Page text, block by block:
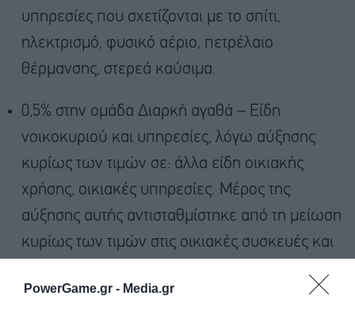
PowerGame.gr - Media.gr
υπηρεσίες που σχετίζονται με το σπίτι,
ηλεκτρισμό, φυσικό αέριο, πετρέλαιο
θέρμανσης, στερεά καύσιμα.
0,5% στην ομάδα Διαρκή αγαθά – Είδη
νοικοκυριού και υπηρεσίες, λόγω αύξησης
κυρίως των τιμών σε: άλλα είδη οικιακής
χρήσης, οικιακές υπηρεσίες. Μέρος της
αύξησης αυτής αντισταθμίστηκε από τη μείωση
κυρίως των τιμών στις οικιακές συσκευές και